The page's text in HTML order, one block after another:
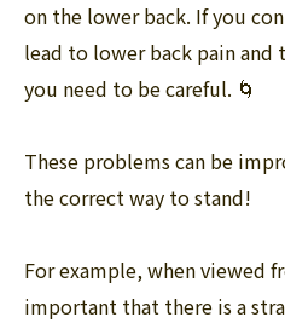
on the lower back. If you
lead to lower back pain and
you need to be careful. 🌀
These problems can be
the correct way to stand!
For example, when viewed
important that there is a